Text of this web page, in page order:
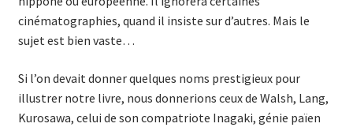
cinématographies, quand il insiste sur d’autres. Mais le
sujet est bien vaste…
Si l’on devait donner quelques noms prestigieux pour
illustrer notre livre, nous donnerions ceux de Walsh, Lang,
Kurosawa, celui de son compatriote Inagaki, génie païen